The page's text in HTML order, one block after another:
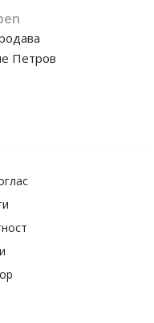
Петров